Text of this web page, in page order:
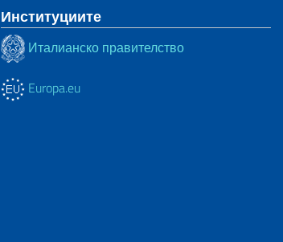
Институциите
Италианско правителство
Europa.eu